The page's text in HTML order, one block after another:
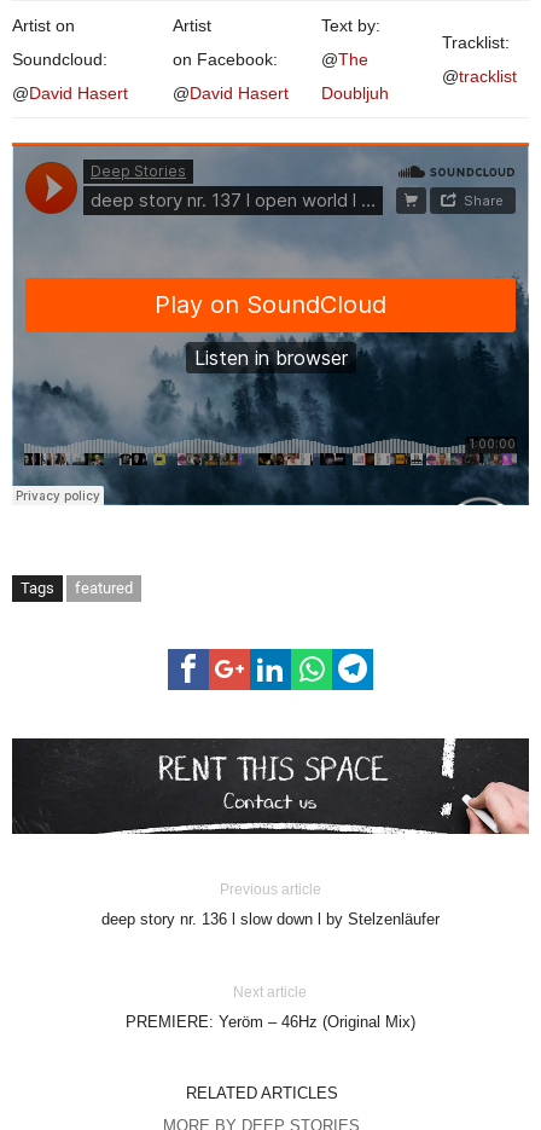
Artist on
Soundcloud:
@David Hasert
Artist
on Facebook:
@David Hasert
Text by:
@The
Doubljuh
Tracklist:
@tracklist
Tags featured
Previous article
deep story nr. 136 l slow down l by Stelzenläufer
Next article
PREMIERE: Yeröm – 46Hz (Original Mix)
RELATED ARTICLES
MORE BY DEEP STORIES